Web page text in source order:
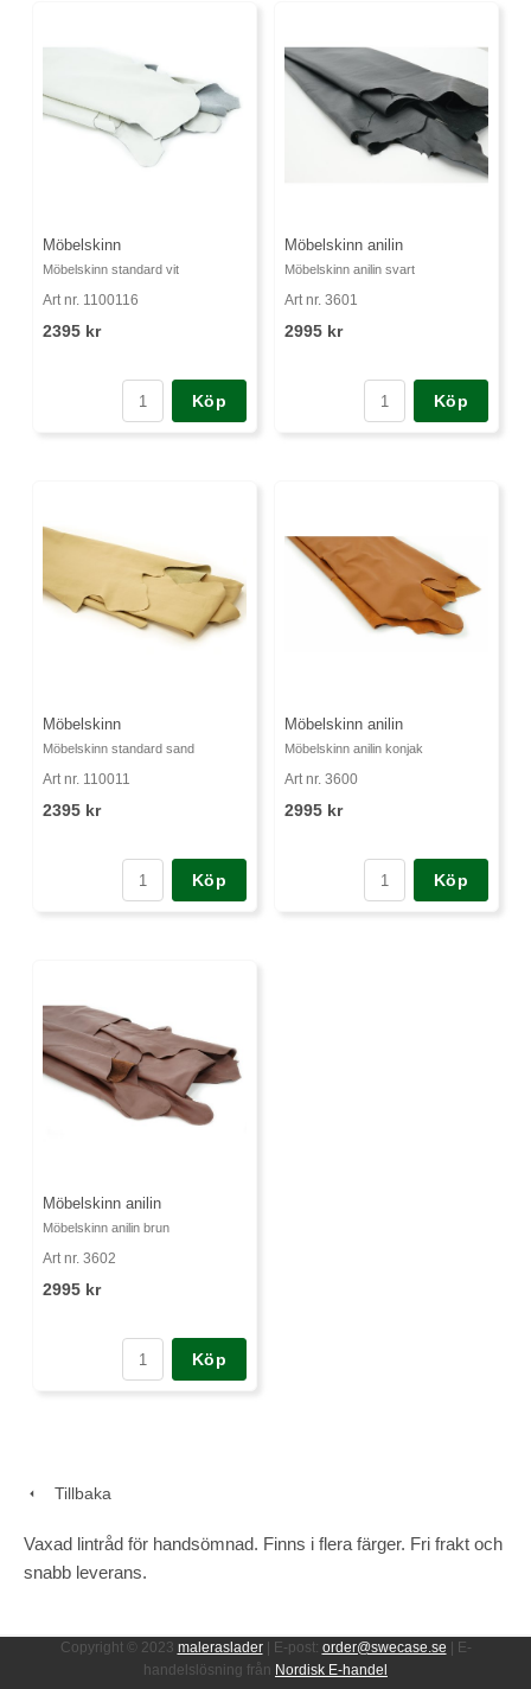
Möbelskinn
Möbelskinn standard vit
Art nr. 1100116
2395 kr
Köp
Möbelskinn anilin
Möbelskinn anilin svart
Art nr. 3601
2995 kr
Köp
Möbelskinn
Möbelskinn standard sand
Art nr. 110011
2395 kr
Köp
Möbelskinn anilin
Möbelskinn anilin konjak
Art nr. 3600
2995 kr
Köp
Möbelskinn anilin
Möbelskinn anilin brun
Art nr. 3602
2995 kr
Köp
Tillbaka
Vaxad lintråd för handsömnad. Finns i flera färger. Fri frakt och
snabb leverans.
Copyright © 2023 maleraslader| E-post: order@swecase.se | E-
handelslösning från Nordisk E-handel